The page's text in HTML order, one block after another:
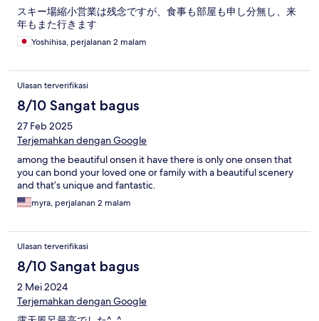
スキー場縮小営業は残念ですが、食事も部屋も申し分無し、来
年もまた行きます
Yoshihisa, perjalanan 2 malam
Ulasan terverifikasi
8/10 Sangat bagus
27 Feb 2025
Terjemahkan dengan Google
among the beautiful onsen it have there is only one onsen that
you can bond your loved one or family with a beautiful scenery
and that’s unique and fantastic.
myra, perjalanan 2 malam
Ulasan terverifikasi
8/10 Sangat bagus
2 Mei 2024
Terjemahkan dengan Google